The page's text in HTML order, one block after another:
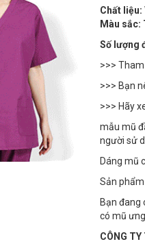
Chất liệu:
Màu sắc:
Số lượng
>>>
>>> Bạn
>>> Hãy
mẫu mũ
người sử
Dáng mũ
Sản
Bạn đang
có mũ
CÔNG